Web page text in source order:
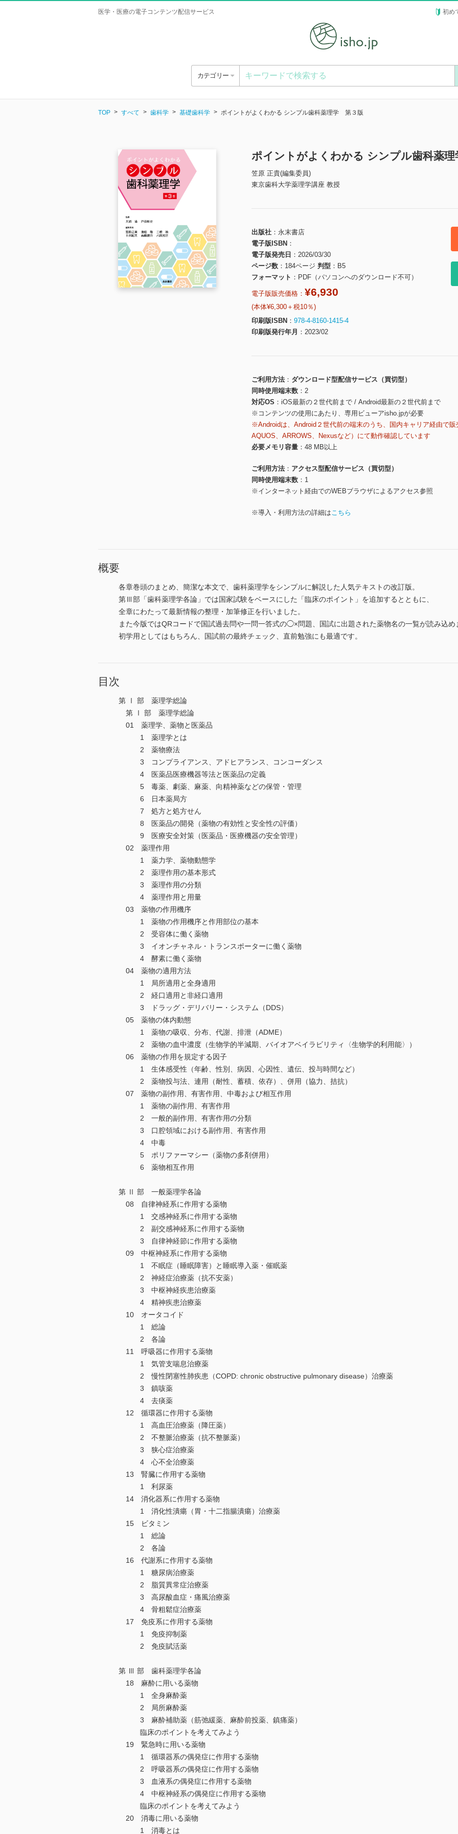
医学・医療の電子コンテンツ配信サービス 初め
カテゴリー
TOP すべて 歯科学 基礎歯科学 ポイントがよくわかる シンプル歯科薬理学 第３版
ポイントがよくわかる シンプル歯科薬
笠原 正貴(編集委員)
東京歯科大学薬理学講座 教授
出版社
永末書店
電子版ISBN
電子版発売日
2026/03/30
ページ数
184ページ 判型
B5
フォーマット
PDF（パソコンへのダウンロード不可）
電子版販売価格： ¥6,930
(本体¥6,300＋税10％)
印刷版ISBN
978-4-8160-1415-4
印刷版発行年月
2023/02
ご利用方法
ダウンロード型配信サービス（買切型）
同時使用端末数
2
対応OS
iOS最新の２世代前まで / Android最新の２世代前まで
※コンテンツの使用にあたり、専用ビューアisho.jpが必要
※Androidは、Android２世代前の端末のうち、国内キャリア経由で
AQUOS、ARROWS、Nexusなど）にて動作確認しています
必要メモリ容量
48 MB以上
ご利用方法
アクセス型配信サービス（買切型）
同時使用端末数
1
※インターネット経由でのWEBブラウザによるアクセス参照
※導入・利用方法の詳細はこちら
概要
各章巻頭のまとめ、簡潔な本文で、歯科薬理学をシンプルに解説した人気テキストの改訂版。
第Ⅲ部「歯科薬理学各論」では国家試験をベースにした「臨床のポイント」を追加するとともに、
全章にわたって最新情報の整理・加筆修正を行いました。
また今版ではQRコードで国試過去問や一問一答式の◯×問題、国試に出題された薬物名の一覧が読み込め
初学用としてはもちろん、国試前の最終チェック、直前勉強にも最適です。
目次
第 Ⅰ 部 薬理学総論
第 Ⅰ 部 薬理学総論
01 薬理学、薬物と医薬品
1 薬理学とは
2 薬物療法
3 コンプライアンス、アドヒアランス、コンコーダンス
4 医薬品医療機器等法と医薬品の定義
5 毒薬、劇薬、麻薬、向精神薬などの保管・管理
6 日本薬局方
7 処方と処方せん
8 医薬品の開発（薬物の有効性と安全性の評価）
9 医療安全対策（医薬品・医療機器の安全管理）
02 薬理作用
1 薬力学、薬物動態学
2 薬理作用の基本形式
3 薬理作用の分類
4 薬理作用と用量
03 薬物の作用機序
1 薬物の作用機序と作用部位の基本
2 受容体に働く薬物
3 イオンチャネル・トランスポーターに働く薬物
4 酵素に働く薬物
04 薬物の適用方法
1 局所適用と全身適用
2 経口適用と非経口適用
3 ドラッグ・デリバリー・システム（DDS）
05 薬物の体内動態
1 薬物の吸収、分布、代謝、排泄（ADME）
2 薬物の血中濃度（生物学的半減期、バイオアベイラビリティ〈生物学的利用能〉）
06 薬物の作用を規定する因子
1 生体感受性（年齢、性別、病因、心因性、遺伝、投与時間など）
2 薬物投与法、連用（耐性、蓄積、依存）、併用（協力、拮抗）
07 薬物の副作用、有害作用、中毒および相互作用
1 薬物の副作用、有害作用
2 一般的副作用、有害作用の分類
3 口腔領域における副作用、有害作用
4 中毒
5 ポリファーマシー（薬物の多剤併用）
6 薬物相互作用
第 Ⅱ 部 一般薬理学各論
08 自律神経系に作用する薬物
1 交感神経系に作用する薬物
2 副交感神経系に作用する薬物
3 自律神経節に作用する薬物
09 中枢神経系に作用する薬物
1 不眠症（睡眠障害）と睡眠導入薬・催眠薬
2 神経症治療薬（抗不安薬）
3 中枢神経疾患治療薬
4 精神疾患治療薬
10 オータコイド
1 総論
2 各論
11 呼吸器に作用する薬物
1 気管支喘息治療薬
2 慢性閉塞性肺疾患（COPD: chronic obstructive pulmonary disease）治療薬
3 鎮咳薬
4 去痰薬
12 循環器に作用する薬物
1 高血圧治療薬（降圧薬）
2 不整脈治療薬（抗不整脈薬）
3 狭心症治療薬
4 心不全治療薬
13 腎臓に作用する薬物
1 利尿薬
14 消化器系に作用する薬物
1 消化性潰瘍（胃・十二指腸潰瘍）治療薬
15 ビタミン
1 総論
2 各論
16 代謝系に作用する薬物
1 糖尿病治療薬
2 脂質異常症治療薬
3 高尿酸血症・痛風治療薬
4 骨粗鬆症治療薬
17 免疫系に作用する薬物
1 免疫抑制薬
2 免疫賦活薬
第 Ⅲ 部 歯科薬理学各論
18 麻酔に用いる薬物
1 全身麻酔薬
2 局所麻酔薬
3 麻酔補助薬（筋弛緩薬、麻酔前投薬、鎮痛薬）
臨床のポイントを考えてみよう
19 緊急時に用いる薬物
1 循環器系の偶発症に作用する薬物
2 呼吸器系の偶発症に作用する薬物
3 血液系の偶発症に作用する薬物
4 中枢神経系の偶発症に作用する薬物
臨床のポイントを考えてみよう
20 消毒に用いる薬物
1 消毒とは